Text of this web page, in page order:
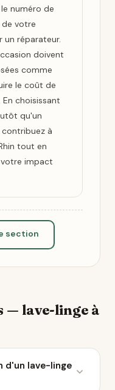
numéro de
votre
réparateur.
doivent
comme
le coût de
choisissant
qu'un
à
tout en
impact
section
— lave-linge à
d'un lave-linge